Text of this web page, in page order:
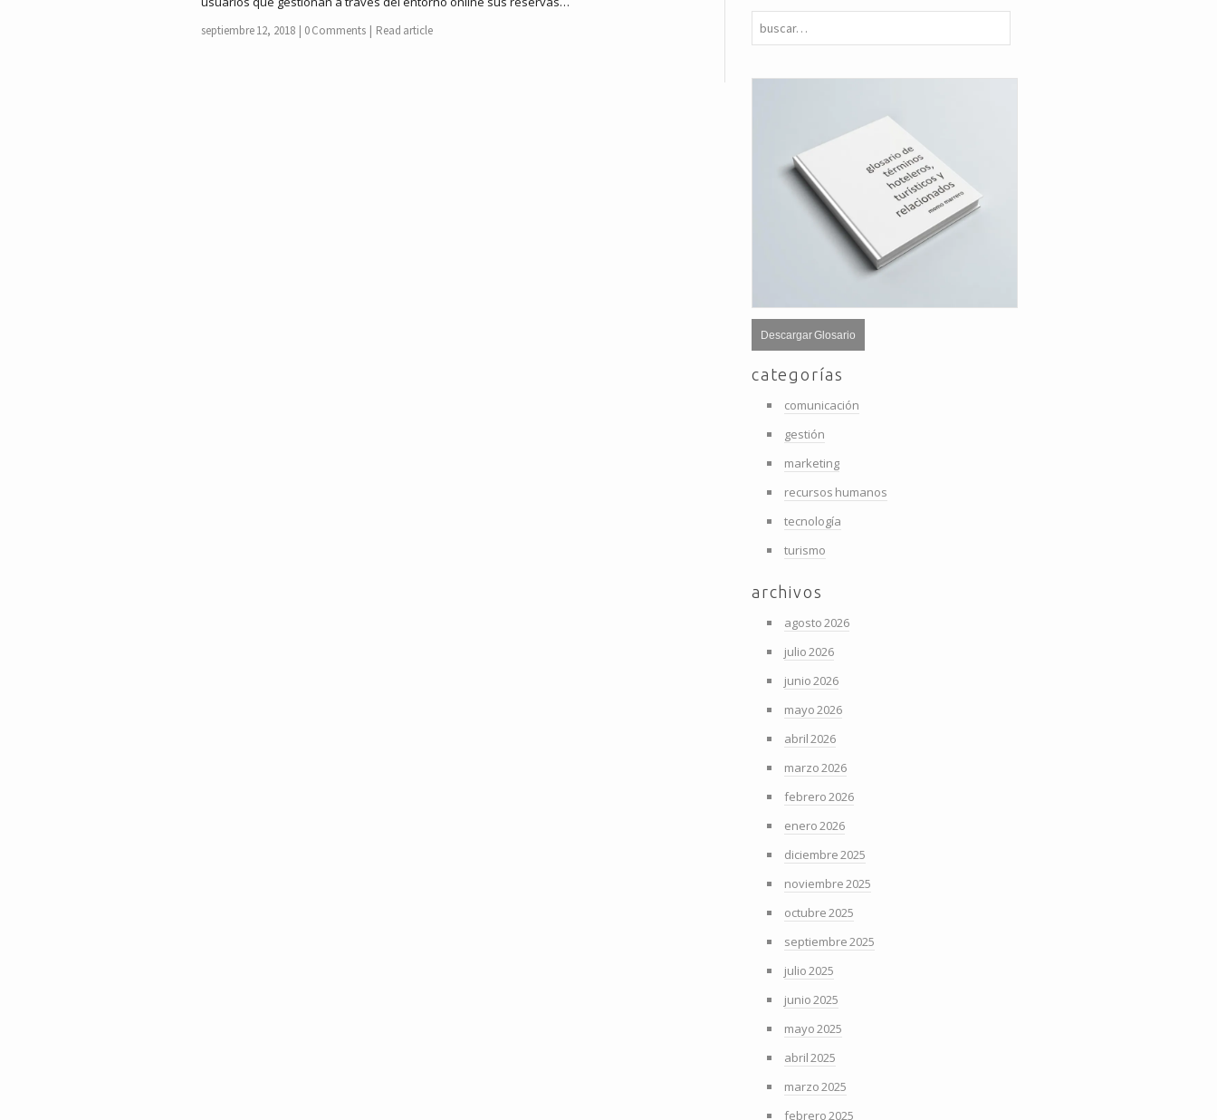
septiembre 12, 2018 0 Comments Read article
Descargar Glosario
categorías
comunicación
gestión
marketing
recursos humanos
tecnología
turismo
archivos
agosto 2026
julio 2026
junio 2026
mayo 2026
abril 2026
marzo 2026
febrero 2026
enero 2026
diciembre 2025
noviembre 2025
octubre 2025
septiembre 2025
julio 2025
junio 2025
mayo 2025
abril 2025
marzo 2025
febrero 2025